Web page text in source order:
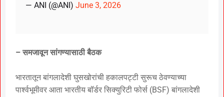
— ANI (@ANI) June 3, 2026
– समजावून सांगण्यासाठी बैठक
भारतातून बांगलादेशी घुसखोरांची हकालपट्टी सुरूच ठेवण्याच्या
पार्श्वभूमीवर आता भारतीय बॉर्डर सिक्युरिटी फोर्स (BSF) बांगलादेशी